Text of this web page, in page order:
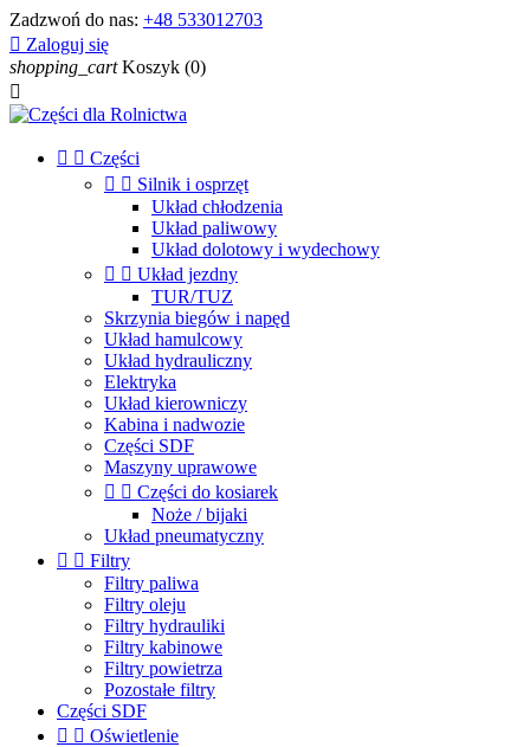
Zadzwoń do nas: +48 533012703
 Zaloguj się
shopping_cart Koszyk (0)

  Części
  Silnik i osprzęt
Układ chłodzenia
Układ paliwowy
Układ dolotowy i wydechowy
  Układ jezdny
TUR/TUZ
Skrzynia biegów i napęd
Układ hamulcowy
Układ hydrauliczny
Elektryka
Układ kierowniczy
Kabina i nadwozie
Części SDF
Maszyny uprawowe
  Części do kosiarek
Noże / bijaki
Układ pneumatyczny
  Filtry
Filtry paliwa
Filtry oleju
Filtry hydrauliki
Filtry kabinowe
Filtry powietrza
Pozostałe filtry
Części SDF
  Oświetlenie